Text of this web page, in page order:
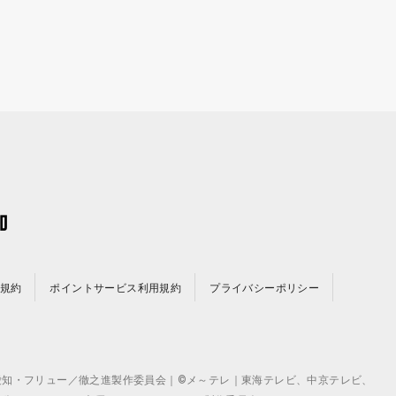
約 ポイントサービス利用規約 プライバシーポリシー
フリュー／徹之進製作委員会｜©メ～テレ｜東海テレビ、中京テレビ、